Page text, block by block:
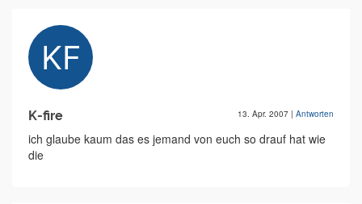
K-fire 13. Apr. 2007 | Antworten
ich glaube kaum das es jemand von euch so drauf hat wie
die